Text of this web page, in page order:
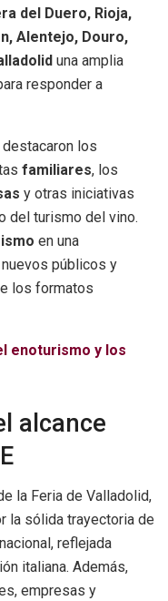
del Duero, Rioja,
Alentejo, Douro,
una amplia
responder a
los
familiares, los
y otras iniciativas
del turismo del vino.
en una
públicos y
los formatos
enoturismo y los
alcance
la Feria de Valladolid,
la sólida trayectoria de
reflejada
italiana. Además,
empresas y